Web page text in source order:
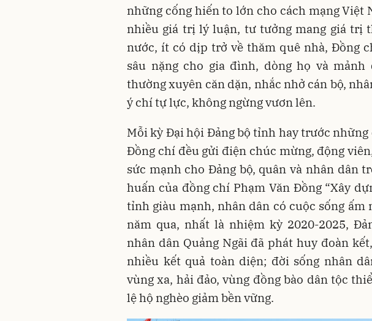
những cống hiến to lớn cho cách mạng Việt
nhiều giá trị lý luận, tư tưởng mang giá trị
nước, ít có dịp trở về thăm quê nhà, Đồng
sâu nặng cho gia đình, dòng họ và
thường xuyên căn dặn, nhắc nhở cán bộ,
ý chí tự lực, không ngừng vươn lên.
Mỗi kỳ Đại hội Đảng bộ tỉnh hay trước
Đồng chí đều gửi điện chúc mừng, động
sức mạnh cho Đảng bộ, quân và nhân dân
huấn của đồng chí Phạm Văn Đồng “Xây
tỉnh giàu mạnh, nhân dân có cuộc sống ấm
năm qua, nhất là nhiệm kỳ 2020-2025,
nhân dân Quảng Ngãi đã phát huy đoàn
nhiều kết quả toàn diện; đời sống nhân
vùng xa, hải đảo, vùng đồng bào dân tộc
lệ hộ nghèo giảm bền vững.